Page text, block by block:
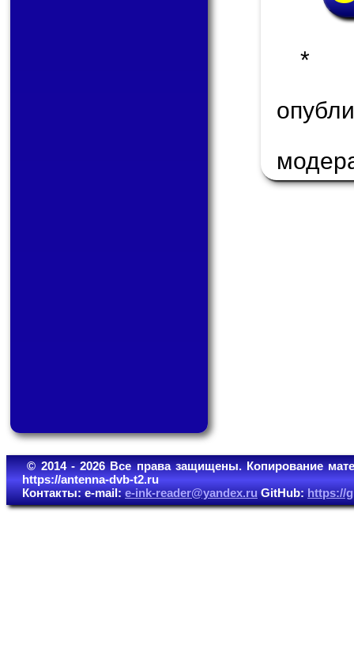
*
© 2014 - 2026 Все права защищены. Копирование
https://antenna-dvb-t2.ru
Контакты: e-mail:e-ink-reader@yandex.ruGitHub:https://